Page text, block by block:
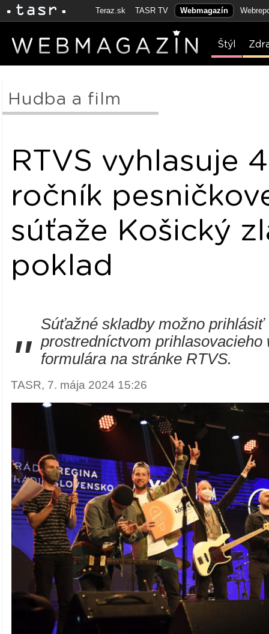
Teraz.sk TASR TV Webmagazín
Štýl
Hudba a film
RTVS vyhlasuje
ročník
súťaže Košický
poklad
"
Súťažné skladby možno prihlásiť
prostredníctvom prihlasovacieho
formulára na stránke RTVS.
TASR, 7. mája 2024 15:26